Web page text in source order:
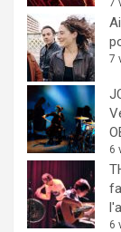
7
6
6